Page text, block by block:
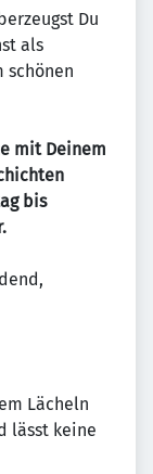
Du
als
schönen
mit Deinem
bis
Lächeln
lässt keine